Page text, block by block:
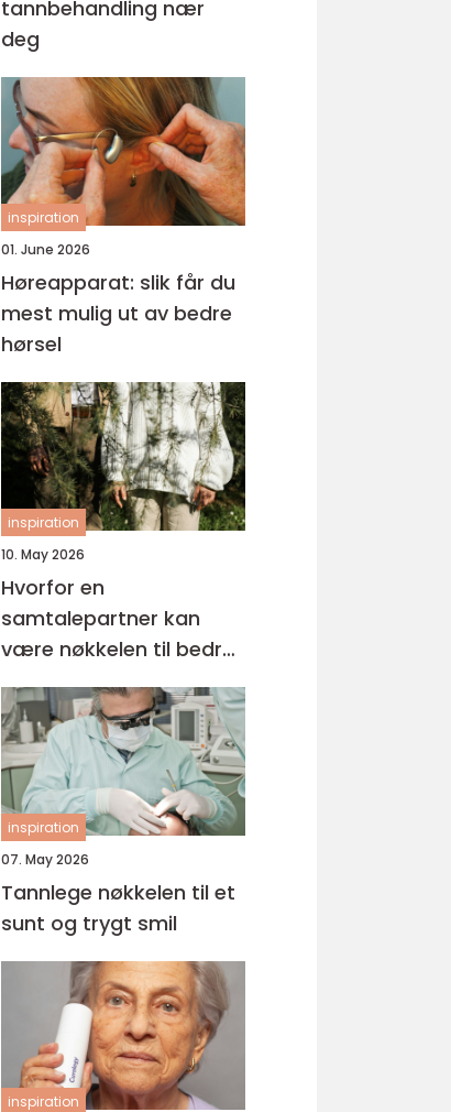
tannbehandling nær
deg
inspiration
01. June 2026
Høreapparat: slik får du
mest mulig ut av bedre
hørsel
inspiration
10. May 2026
Hvorfor en
samtalepartner kan
være nøkkelen til bedre
hverdagsmestring
inspiration
07. May 2026
Tannlege nøkkelen til et
sunt og trygt smil
inspiration